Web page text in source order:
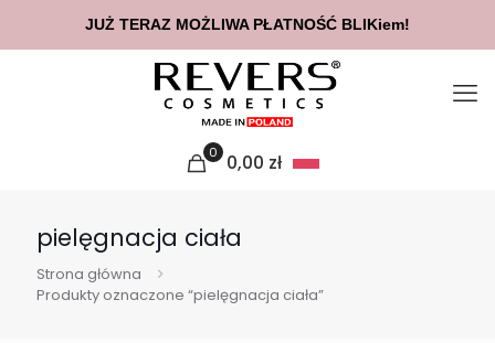
0 0,00 zł
pielęgnacja ciała
Strona główna
Produkty oznaczone “pielęgnacja ciała”
JUŻ TERAZ MOŻLIWA PŁATNOŚĆ BLIKiem!